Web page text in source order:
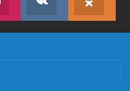
TwitterJoin us on InstagramJoin us on VK